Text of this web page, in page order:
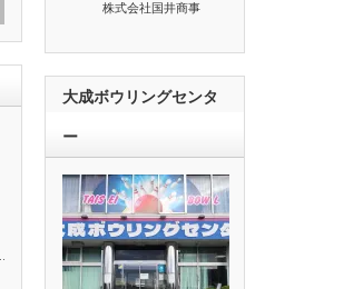
株式会社国井商事
大成ボウリングセンタ
ー